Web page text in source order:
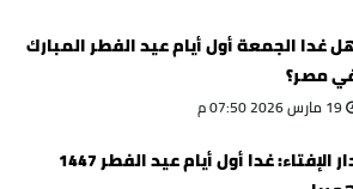
غدا الجمعة أول أيام عيد الفطر المبارك
مصر؟
19 مارس 2026 07:50 م
دار الإفتاء: غدا أول أيام عيد الفطر 1447